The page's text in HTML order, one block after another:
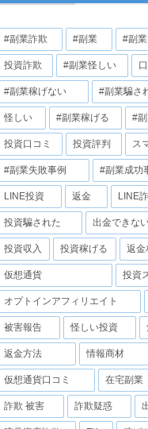
#副業詐欺 #副業 #副業
投資詐欺 #副業怪しい
#副業稼げない #副業騙さ
怪しい #副業稼げる #
投資口コミ 投資評判 ス
#副業失敗事例 #副業成功
LINE投資 返金 LINE
投資騙された 出金できな
投資収入 投資稼げる 返金
仮想通貨 投資
オプトインアフィリエイト
被害報告 怪しい投資
返金方法 情報商材
仮想通貨口コミ 在宅副業
詐欺 被害 詐欺疑惑